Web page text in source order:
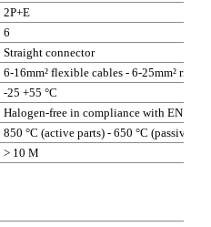
2P+E
6
Straight connector
6-16mm² flexible cables - 6-25mm² rigid
-25 +55 °C
Halogen-free in compliance with EN
850 °C (active parts) - 650 °C (passive
> 10 M